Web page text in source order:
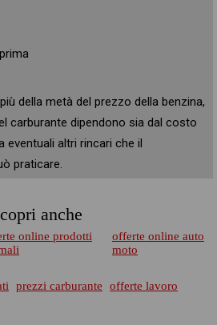
della metà del prezzo della benzina,
carburante dipendono sia dal costo
eventuali altri rincari che il
praticare.
anche
online prodotti
offerte online auto
moto
prezzi carburante
offerte lavoro